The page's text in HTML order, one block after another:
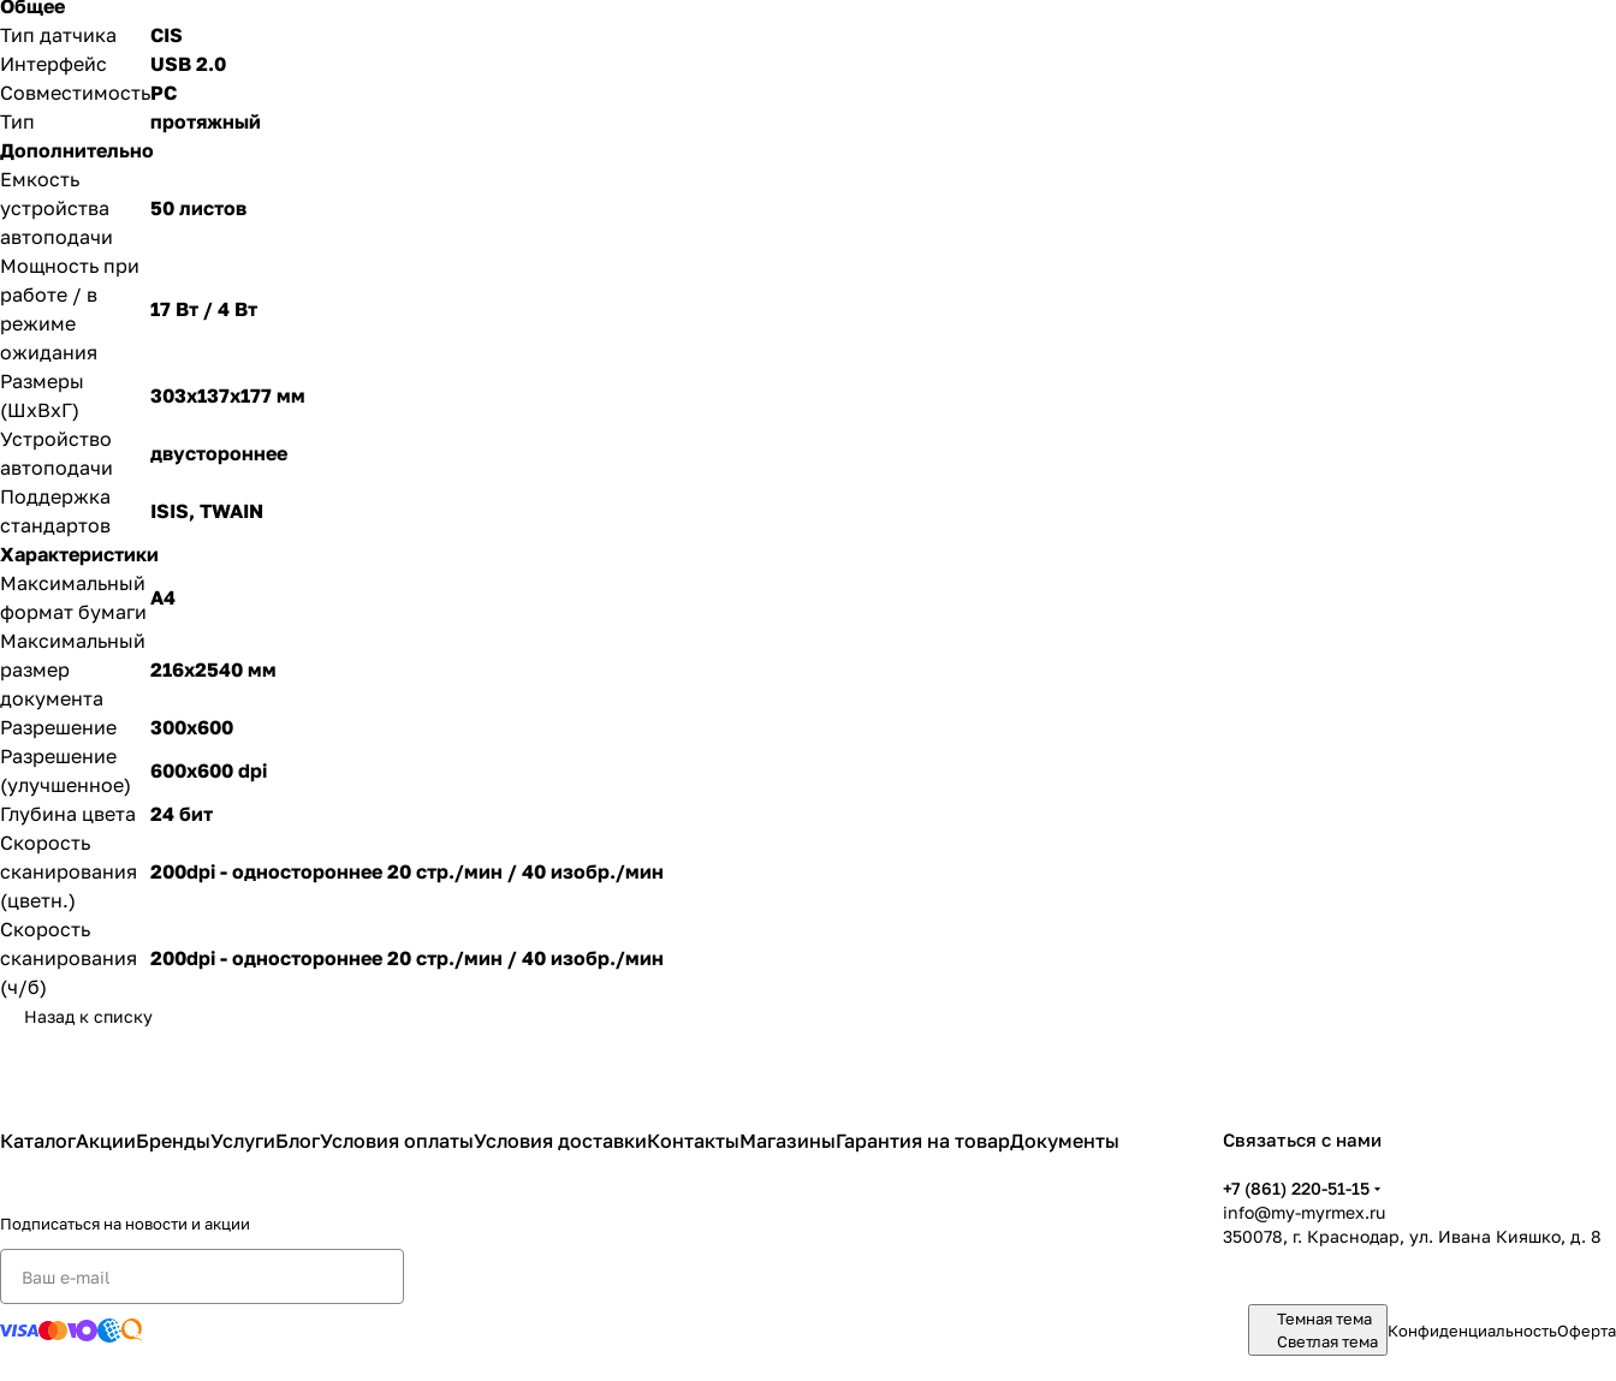
Общее
Тип датчика
CIS
Интерфейс
USB 2.0
СовместимостьPC
Тип
протяжный
Дополнительно
Емкость
устройства
автоподачи
50 листов
Мощность при
работе / в
режиме
ожидания
17 Вт / 4 Вт
Размеры
(ШxВxГ)
303x137x177 мм
Устройство
автоподачи
двустороннее
Поддержка
стандартов
ISIS, TWAIN
Характеристики
Максимальный
формат бумаги
A4
Максимальный
размер
документа
216x2540 мм
Разрешение
300x600
Разрешение
(улучшенное)
600x600 dpi
Глубина цвета
24 бит
Скорость
сканирования
(цветн.)
200dpi - одностороннее 20 стр./мин / 40 изобр./мин
Скорость
сканирования
(ч/б)
200dpi - одностороннее 20 стр./мин / 40 изобр./мин
Назад к списку
КаталогАкцииБрендыУслугиБлогУсловия оплатыУсловия доставкиКонтактыМагазиныГарантия на товарДокументы
Подписаться на новости и акции
Связаться с нами
+7 (861) 220-51-15
info@my-myrmex.ru
350078, г. Краснодар, ул. Ивана Кияшко, д. 8
Темная тема
Светлая тема
КонфиденциальностьОферта